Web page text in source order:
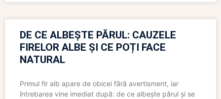
DE CE ALBEȘTE PĂRUL: CAUZELE
FIRELOR ALBE ȘI CE POȚI FACE
NATURAL
Primul fir alb apare de obicei fără avertisment, iar
întrebarea vine imediat după: de ce albește părul și se